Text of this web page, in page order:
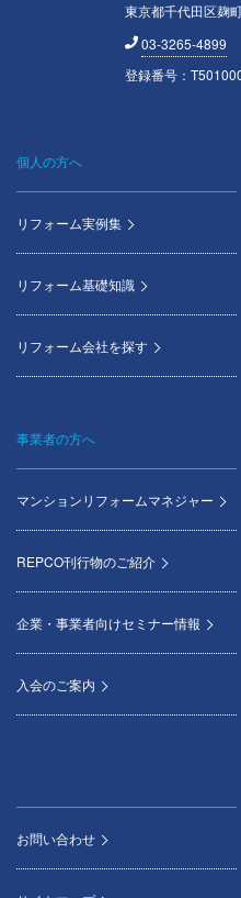
東京都千代田区麹
03-3265-4899
登録番号：
Footer
menu
個人の方へ
リフォーム実例集
リフォーム基礎知識
リフォーム会社を探す
事業者の方へ
マンションリフォームマネジャー
REPCO刊行物のご紹介
企業・事業者向けセミナー情報
入会のご案内
お問い合わせ